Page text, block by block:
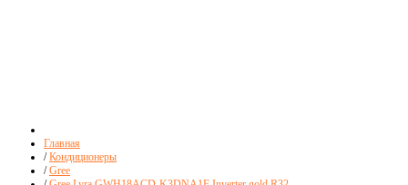
Главная
/ Кондиционеры
/ Gree